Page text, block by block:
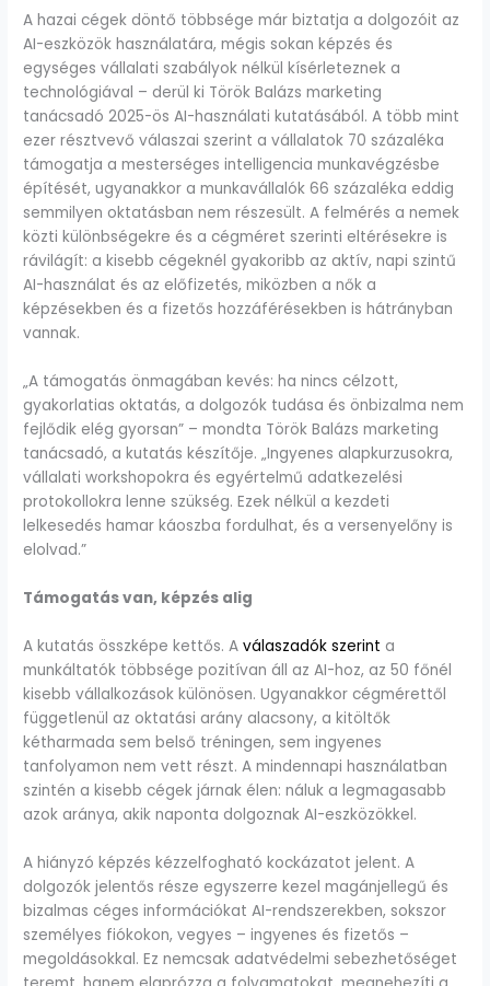
A hazai cégek döntő többsége már biztatja a dolgozóit az
AI-eszközök használatára, mégis sokan képzés és
egységes vállalati szabályok nélkül kísérleteznek a
technológiával – derül ki Török Balázs marketing
tanácsadó 2025-ös AI-használati kutatásából. A több mint
ezer résztvevő válaszai szerint a vállalatok 70 százaléka
támogatja a mesterséges intelligencia munkavégzésbe
építését, ugyanakkor a munkavállalók 66 százaléka eddig
semmilyen oktatásban nem részesült. A felmérés a nemek
közti különbségekre és a cégméret szerinti eltérésekre is
rávilágít: a kisebb cégeknél gyakoribb az aktív, napi szintű
AI-használat és az előfizetés, miközben a nők a
képzésekben és a fizetős hozzáférésekben is hátrányban
vannak.
„A támogatás önmagában kevés: ha nincs célzott,
gyakorlatias oktatás, a dolgozók tudása és önbizalma nem
fejlődik elég gyorsan” – mondta Török Balázs marketing
tanácsadó, a kutatás készítője. „Ingyenes alapkurzusokra,
vállalati workshopokra és egyértelmű adatkezelési
protokollokra lenne szükség. Ezek nélkül a kezdeti
lelkesedés hamar káoszba fordulhat, és a versenyelőny is
elolvad.”
Támogatás van, képzés alig
A kutatás összképe kettős. Aválaszadók szerint a
munkáltatók többsége pozitívan áll az AI-hoz, az 50 főnél
kisebb vállalkozások különösen. Ugyanakkor cégmérettől
függetlenül az oktatási arány alacsony, a kitöltők
kétharmada sem belső tréningen, sem ingyenes
tanfolyamon nem vett részt. A mindennapi használatban
szintén a kisebb cégek járnak élen: náluk a legmagasabb
azok aránya, akik naponta dolgoznak AI-eszközökkel.
A hiányzó képzés kézzelfogható kockázatot jelent. A
dolgozók jelentős része egyszerre kezel magánjellegű és
bizalmas céges információkat AI-rendszerekben, sokszor
személyes fiókokon, vegyes – ingyenes és fizetős –
megoldásokkal. Ez nemcsak adatvédelmi sebezhetőséget